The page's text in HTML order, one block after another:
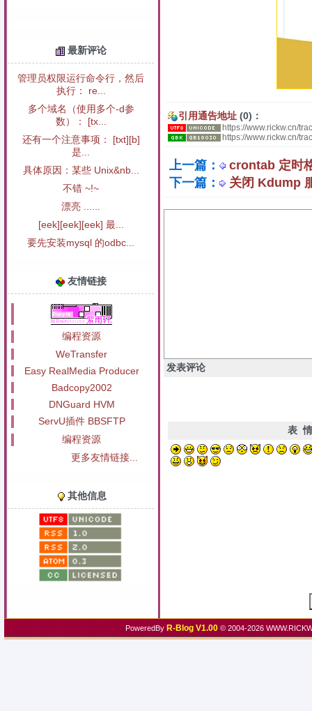
最新评论
管理员权限运行命令行，然后
执行： re...
多个域名（使用多个-d参
数）： [tx...
还有一个注意事项： [txt][b]
是...
具体原因：某些 Unix&nb...
不错 ~!~
漂亮 ......
[eek][eek][eek] 最...
要先安装mysql 的odbc...
友情链接
编程资源
WeTransfer
Easy RealMedia Producer
Badcopy2002
DNGuard HVM
ServU插件 BBSFTP
编程资源
更多友情链接...
其他信息
引用通告地址 (0)：
https://www.rickw.cn/
https://www.rickw.cn/
上一篇：
crontab 定时
下一篇：
关闭 Kdump
发表评论
表 情
PoweredBy R-Blog V1.00© 2004-2026